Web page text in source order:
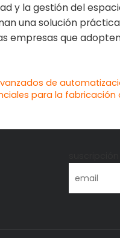
y la gestión del
una solución
empresas que
de
para la